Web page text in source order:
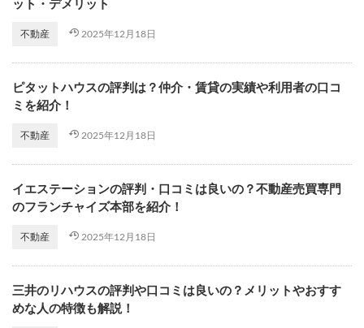
ット・デメリット
不動産 2025年12月18日
ピタットハウスの評判は？仲介・賃貸の実績や利用者の口コ
ミを紹介！
不動産 2025年12月18日
イエステーションの評判・口コミは良いの？不動産売買専門
のフランチャイズ本部を紹介！
不動産 2025年12月18日
三井のリハウスの評判や口コミは良いの？メリットやおすす
めな人の特徴も解説！